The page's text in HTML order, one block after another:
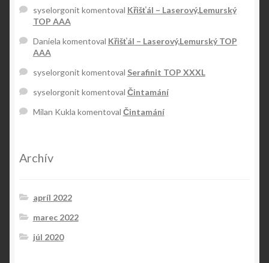
syselorgonit komentoval Křišťál – Laserový,Lemurský
TOP AAA
Daniela komentoval Křišťál – Laserový,Lemurský TOP
AAA
syselorgonit komentoval Serafinit TOP XXXL
syselorgonit komentoval Čintamání
Milan Kukla komentoval Čintamání
Archív
apríl 2022
marec 2022
júl 2020